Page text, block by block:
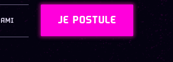
JE POSTULE